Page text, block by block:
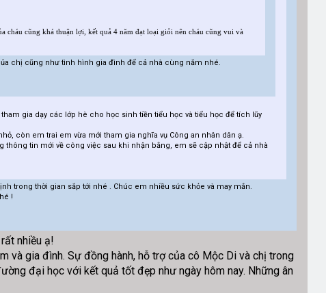
cháu cũng khá thuận lợi, kết quả 4 năm đạt loại giỏi nên cháu cũng vui và
chị cũng như tình hình gia đình để cả nhà cùng nắm nhé.
gia dạy các lớp hè cho học sinh tiền tiểu học và tiểu học để tích lũy
còn em trai em vừa mới tham gia nghĩa vụ Công an nhân dân ạ.
tin mới về công việc sau khi nhận bằng, em sẽ cập nhật để cả nhà
trong thời gian sắp tới nhé . Chúc em nhiều sức khỏe và may mắn.
!
nhiều ạ!
và gia đình. Sự đồng hành, hỗ trợ của cô Mộc Di và chị trong
đại học với kết quả tốt đẹp như ngày hôm nay. Những ân